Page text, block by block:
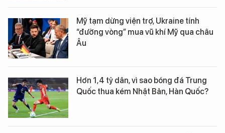
Mỹ tạm dừng viện trợ, Ukraine tính
“đường vòng” mua vũ khí Mỹ qua châu
Âu
Hơn 1,4 tỷ dân, vì sao bóng đá Trung
Quốc thua kém Nhật Bản, Hàn Quốc?